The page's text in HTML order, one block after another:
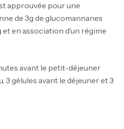
approuvée pour une
de 3g de glucomannanes
en association d’un régime
avant le petit-déjeuner
3 gélules avant le déjeuner et 3
CREAPURE – 306 Gr –